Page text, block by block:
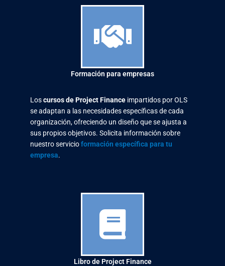
Formación para empresas
Loscursos de Project Finance impartidos por OLS
se adaptan a las necesidades específicas de cada
organización, ofreciendo un diseño que se ajusta a
sus propios objetivos. Solicita información sobre
nuestro servicioformación específica para tu
empresa.
Libro de Project Finance